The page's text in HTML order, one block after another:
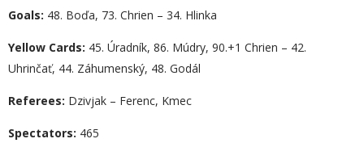
Goals: 48. Boďa, 73. Chrien – 34. Hlinka
Yellow Cards: 45. Úradník, 86. Múdry, 90.+1 Chrien – 42.
Uhrinčať, 44. Záhumenský, 48. Godál
Referees: Dzivjak – Ferenc, Kmec
Spectators: 465